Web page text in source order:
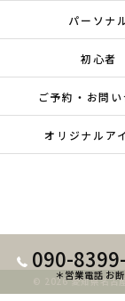
090-
＊営業電話 お断
パーソナ
初心者
ご予約・お問
オリジナルア
© 2026 愛知県名古